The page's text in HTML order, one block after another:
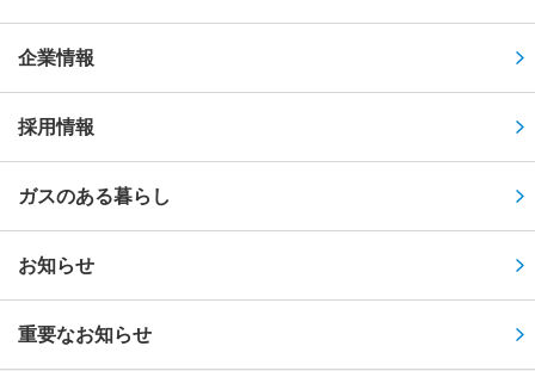
企業情報
採用情報
ガスのある暮らし
お知らせ
重要なお知らせ